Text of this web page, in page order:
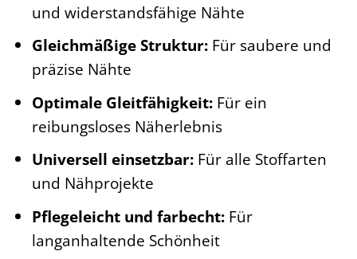
und widerstandsfähige Nähte
Gleichmäßige Struktur:Für saubere und
präzise Nähte
Optimale Gleitfähigkeit:Für ein
reibungsloses Näherlebnis
Universell einsetzbar:Für alle Stoffarten
und Nähprojekte
Pflegeleicht und farbecht:Für
langanhaltende Schönheit